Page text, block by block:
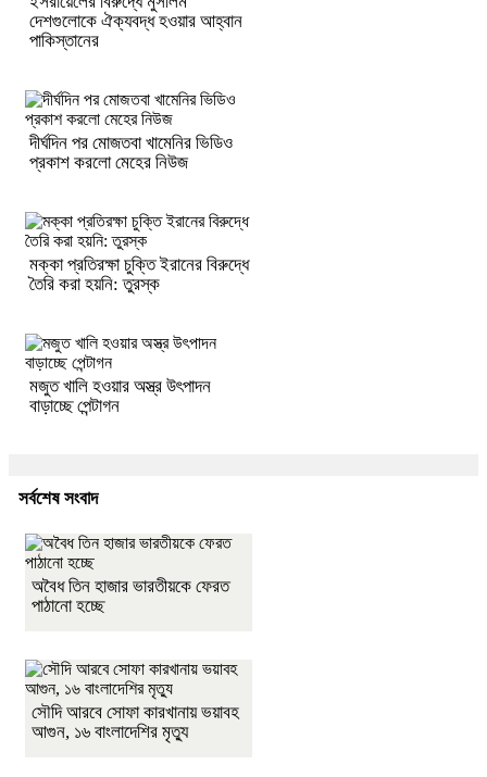
দেশগুলোকে ঐক্যবদ্ধ হওয়ার আহ্বান
পাকিস্তানের
দীর্ঘদিন পর মোজতবা খামেনির ভিডিও
প্রকাশ করলো মেহের নিউজ
মক্কা প্রতিরক্ষা চুক্তি ইরানের বিরুদ্ধে
তৈরি করা হয়নি: তুরস্ক
মজুত খালি হওয়ার অস্ত্র উৎপাদন
বাড়াচ্ছে পেন্টাগন
সর্বশেষ সংবাদ
অবৈধ তিন হাজার ভারতীয়কে ফেরত
পাঠানো হচ্ছে
সৌদি আরবে সোফা কারখানায় ভয়াবহ
আগুন, ১৬ বাংলাদেশির মৃত্যু